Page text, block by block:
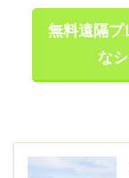
無料遠隔プ
な